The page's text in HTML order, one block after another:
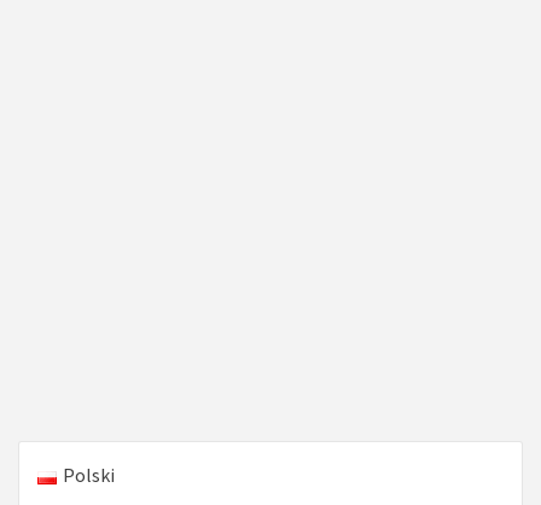
Polski